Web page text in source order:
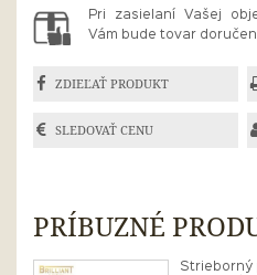
Pri zasielaní Vašej
Vám bude tovar
ZDIEĽAŤ PRODUKT
SLEDOVAŤ CENU
PRÍBUZNÉ
Strieborný